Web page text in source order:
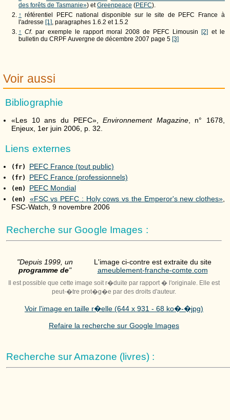
des forêts de Tasmanie») etGreenpeace (PEFC).
↑ référentiel PEFC national disponible sur le site de PEFC France à
l'adresse [1]
, paragraphes 1.6.2 et 1.5.2
↑ Cf . par exemple le rapport moral 2008 de PEFC Limousin [2] et le
bulletin du CRPF Auvergne de décembre 2007 page 5 [3]
Voir aussi
Bibliographie
«Les 10 ans du PEFC»,Environnement Magazine, n° 1678,
Enjeux, 1er juin 2006, p. 32.
Liens externes
(fr) PEFC France (tout public)
(fr) PEFC France (professionnels)
(en) PEFC Mondial
(en) «FSC vs PEFC : Holy cows vs the Emperor's new clothes»
FSC-Watch, 9 novembre 2006
Recherche sur Google Images :
"Depuis 1999, un
programme de"
L'image ci-contre est extraite du site
ameublement-franche-comte.com
Il est possible que cette image soit r�duite par rapport � l'originale. Elle est
peut-�tre prot�g�e par des droits d'auteur.
Voir l'image en taille r�elle (644 x 931 - 68 ko�-�jpg)
Refaire la recherche sur Google Images
Recherche sur Amazone (livres) :